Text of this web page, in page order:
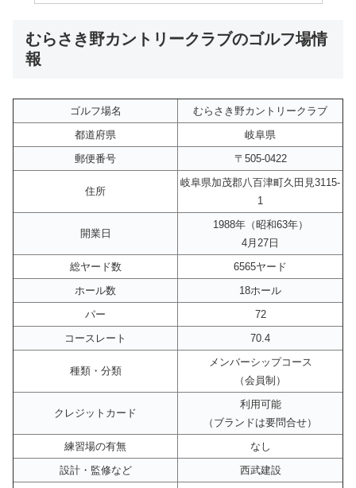
むらさき野カントリークラブのゴルフ場情
報
ゴルフ場名
むらさき野カントリークラブ
都道府県
岐阜県
郵便番号
〒505-0422
住所
岐阜県加茂郡八百津町久田見3115-
1
開業日
1988年（昭和63年）
4月27日
総ヤード数
6565ヤード
ホール数
18ホール
パー
72
コースレート
70.4
種類・分類
メンバーシップコース
（会員制）
クレジットカード
利用可能
（ブランドは要問合せ）
練習場の有無
なし
設計・監修など
西武建設